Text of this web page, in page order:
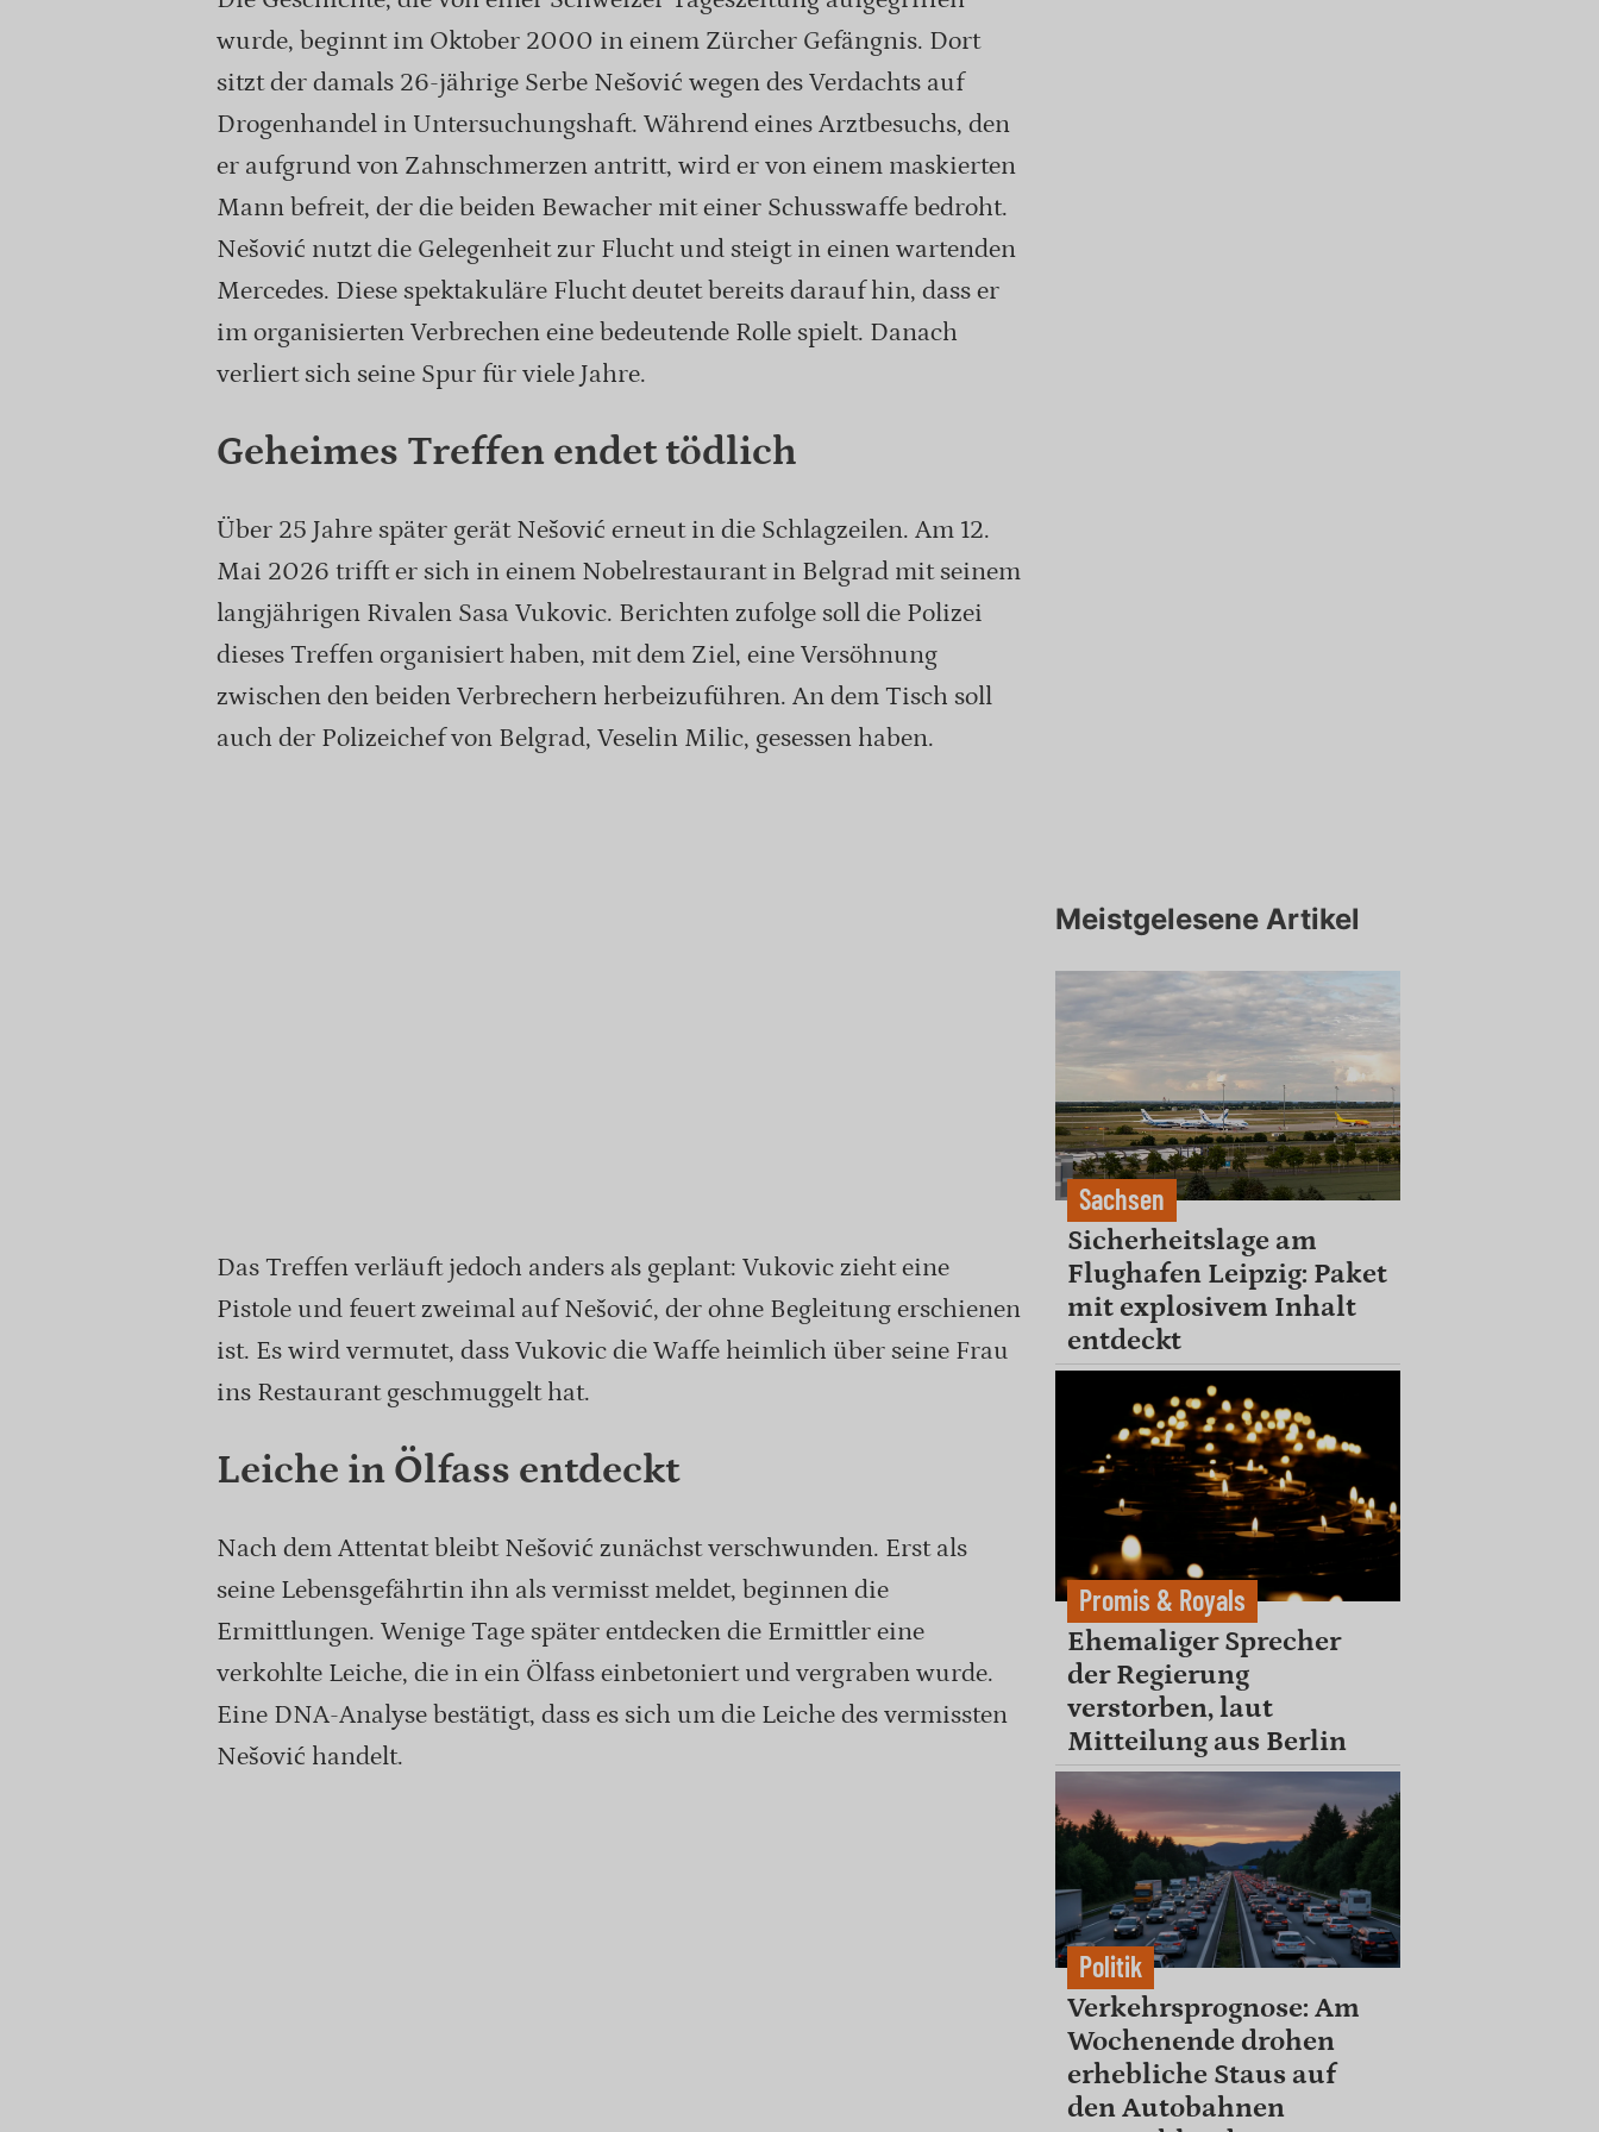
wurde, beginnt im Oktober 2000 in einem Zürcher Gefängnis. Dort
sitzt der damals 26-jährige Serbe Nešović wegen des Verdachts auf
Drogenhandel in Untersuchungshaft. Während eines Arztbesuchs, den
er aufgrund von Zahnschmerzen antritt, wird er von einem maskierten
Mann befreit, der die beiden Bewacher mit einer Schusswaffe bedroht.
Nešović nutzt die Gelegenheit zur Flucht und steigt in einen wartenden
Mercedes. Diese spektakuläre Flucht deutet bereits darauf hin, dass er
im organisierten Verbrechen eine bedeutende Rolle spielt. Danach
verliert sich seine Spur für viele Jahre.
Geheimes Treffen endet tödlich
Über 25 Jahre später gerät Nešović erneut in die Schlagzeilen. Am 12.
Mai 2026 trifft er sich in einem Nobelrestaurant in Belgrad mit seinem
langjährigen Rivalen Sasa Vukovic. Berichten zufolge soll die Polizei
dieses Treffen organisiert haben, mit dem Ziel, eine Versöhnung
zwischen den beiden Verbrechern herbeizuführen. An dem Tisch soll
auch der Polizeichef von Belgrad, Veselin Milic, gesessen haben.
Das Treffen verläuft jedoch anders als geplant: Vukovic zieht eine
Pistole und feuert zweimal auf Nešović, der ohne Begleitung erschienen
ist. Es wird vermutet, dass Vukovic die Waffe heimlich über seine Frau
ins Restaurant geschmuggelt hat.
Leiche in Ölfass entdeckt
Nach dem Attentat bleibt Nešović zunächst verschwunden. Erst als
seine Lebensgefährtin ihn als vermisst meldet, beginnen die
Ermittlungen. Wenige Tage später entdecken die Ermittler eine
verkohlte Leiche, die in ein Ölfass einbetoniert und vergraben wurde.
Eine DNA-Analyse bestätigt, dass es sich um die Leiche des vermissten
Nešović handelt.
Meistgelesene Artikel
Sachsen
Sicherheitslage am
Flughafen Leipzig: Paket
mit explosivem Inhalt
entdeckt
Promis & Royals
Ehemaliger Sprecher
der Regierung
verstorben, laut
Mitteilung aus Berlin
Politik
Verkehrsprognose: Am
Wochenende drohen
erhebliche Staus auf
den Autobahnen